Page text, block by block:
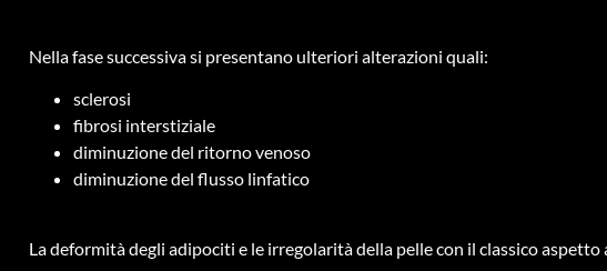
Nella fase successiva si presentano ulteriori alterazioni quali:
sclerosi
fibrosi interstiziale
diminuzione del ritorno venoso
diminuzione del flusso linfatico
La deformità degli adipociti e le irregolarità della pelle con il classico aspetto